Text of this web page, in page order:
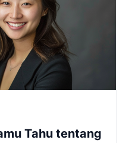
Tahu tentang